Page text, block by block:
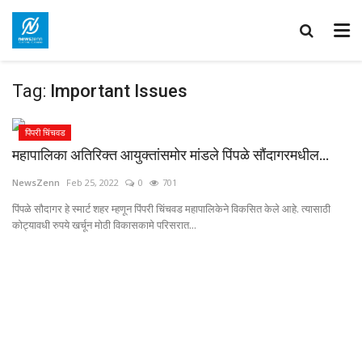
Tag: Important Issues
पिंपरी चिंचवड
महापालिका अतिरिक्त आयुक्तांसमोर मांडले पिंपळे सौंदागरमधील...
NewsZenn Feb 25, 2022 0 701
पिंपळे सौदागर हे स्मार्ट शहर म्हणून पिंपरी चिंचवड महापालिकेने विकसित केले आहे. त्यासाठी
कोट्यावधी रुपये खर्चून मोठी विकासकामे परिसरात...